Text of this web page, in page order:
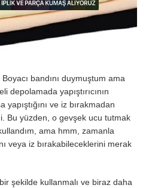
bandını duymuştum ama
yapıştırıcının
yapıştığını ve iz bırakmadan
Bu yüzden, o gevşek ucu tutmak
ama hmm, zamanla
veya iz bırakabileceklerini merak
şekilde kullanmalı ve biraz daha